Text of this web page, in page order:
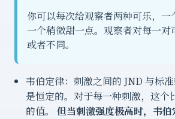
你可以每次给观察者两种可乐，一
一个稍微甜一点。观察者对每一对
或者不同。
韦伯定律：刺激之间的 JND 与标
是恒定的。对于每一种刺激，这个
的值。但当刺激强度极高时，韦伯